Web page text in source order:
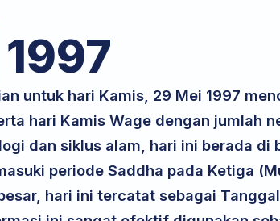
1997
untuk hari Kamis, 29 Mei 1997
hari Kamis Wage dengan jumlah
dan siklus alam, hari ini berada di
periode Saddha pada Ketiga
hari ini tercatat sebagai